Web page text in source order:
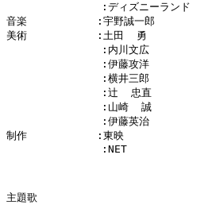
               :ディズニーランド
音楽           :宇野誠一郎
美術           :土田  勇
               :内川文広
               :伊藤攻洋
               :横井三郎
               :辻  忠直
               :山崎  誠
               :伊藤英治
制作           :東映
               :NET
主題歌